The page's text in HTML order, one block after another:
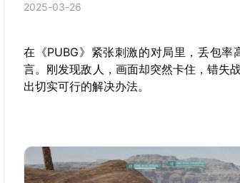
2025-03-26
在《PUBG》紧张刺激的对局里，丢包
言。刚发现敌人，画面却突然卡住，错失
出切实可行的解决办法。